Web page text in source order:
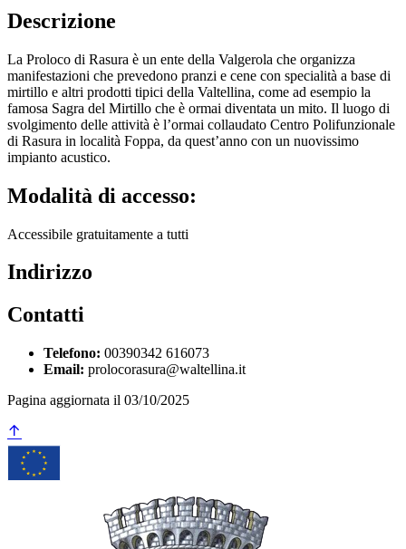
Descrizione
La Proloco di Rasura è un ente della Valgerola che organizza
manifestazioni che prevedono pranzi e cene con specialità a base di
mirtillo e altri prodotti tipici della Valtellina, come ad esempio la
famosa Sagra del Mirtillo che è ormai diventata un mito. Il luogo di
svolgimento delle attività è l’ormai collaudato Centro Polifunzionale
di Rasura in località Foppa, da quest’anno con un nuovissimo
impianto acustico.
Modalità di accesso:
Accessibile gratuitamente a tutti
Indirizzo
Contatti
Telefono: 00390342 616073
Email: prolocorasura@waltellina.it
Pagina aggiornata il 03/10/2025